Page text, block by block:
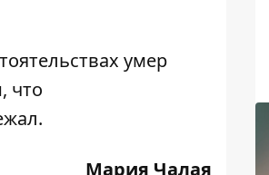
умер
что
Мария Чалая